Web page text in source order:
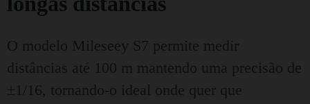
O modelo Mileseey S7 permite medir
distâncias até 100 m mantendo uma precisão de
±1/16, tornando-o ideal onde quer que